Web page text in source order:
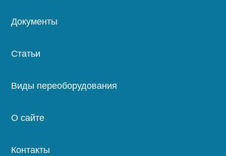
Документы
Статьи
Виды переоборудования
О сайте
Контакты